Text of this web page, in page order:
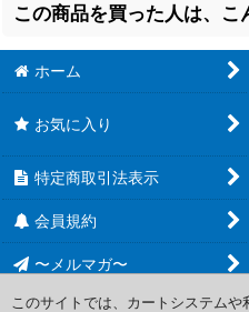
この商品を買った人は、
【予約商品】
Z/X -Zillions of
enemy X- 【IG16】ユ
BOX（10パック入り）
売】
【倉庫在
タースリ
ター【世
Z/X -
enemy X-
ホーム
お気に入り
特定商取引法表示
会員規約
〜メルマガ〜
このサイトでは、カートシステム